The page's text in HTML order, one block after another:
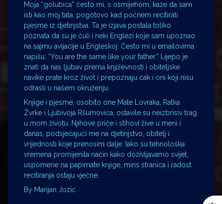
Moja “golubica” često mi, s osmijehom, kaže da sam
isti kao moj tata, pogotovo kad počnem recitirati
pjesme iz djetinjstva. Ta je izjava postala toliko
poznata da su je čuli i neki Englezi koje sam upoznao
na sajmu avijacije u Engleskoj. Često mi u emailovima
napišu: “You are the same like your father.” Lijepo je
znati da nas ljubav prema književnosti i obiteljske
navike prate kroz život i prepoznaju čak i oni koji nisu
odrasli u našem okruženju.
Knjige i pjesme, osobito one Mate Lovraka, Ratka
Zvrke i Ljubivoja Ršumovića, ostavile su neizbrisiv trag
u mom životu. Njihove priče i stihovi žive u meni i
danas, podsjećajući me na djetinjstvo, obitelj i
vrijednosti koje prenosim dalje. Iako su tehnološka
vremena promijenila način kako doživljavamo svijet,
uspomene na papirnate knjige, miris stranica i radost
recitiranja ostaju vječne.
By Marijan Jozić